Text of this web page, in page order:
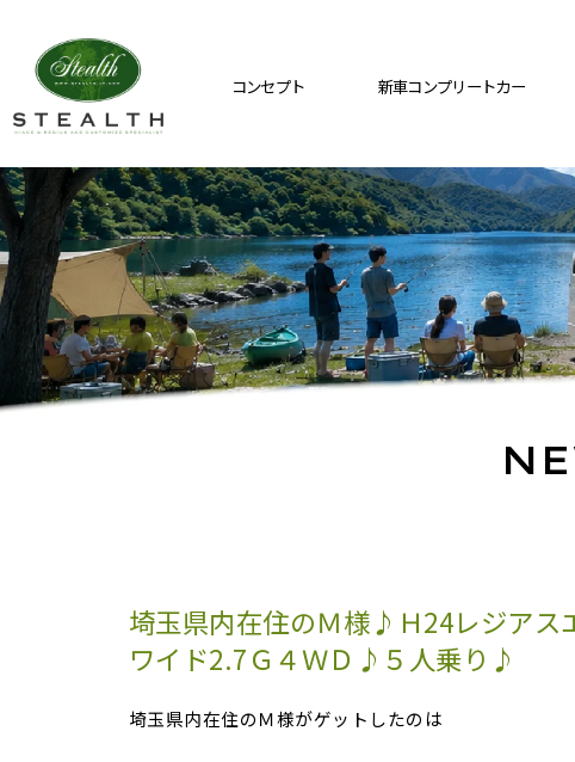
コンセプト 新車コンプリートカー
埼玉県内在住のＭ様♪Ｈ24レジアス
ワイド2.7Ｇ４ＷＤ♪５人乗り♪
埼玉県内在住のＭ様がゲットしたのは